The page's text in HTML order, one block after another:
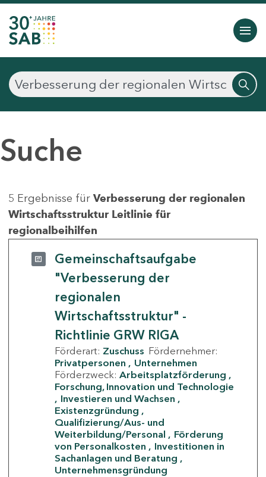
Suche
5 Ergebnisse für Verbesserung der regionalen
Wirtschaftsstruktur Leitlinie für
regionalbeihilfen
Gemeinschaftsaufgabe
"Verbesserung der
regionalen
Wirtschaftsstruktur" -
Richtlinie GRW RIGA
Förderart: Zuschuss Fördernehmer:
Privatpersonen
Unternehmen
Förderzweck: Arbeitsplatzförderung
Forschung, Innovation und Technologie
Investieren und Wachsen
Existenzgründung
Qualifizierung/Aus- und
Weiterbildung/Personal
Förderung
von Personalkosten
Investitionen in
Sachanlagen und Beratung
Unternehmensgründung